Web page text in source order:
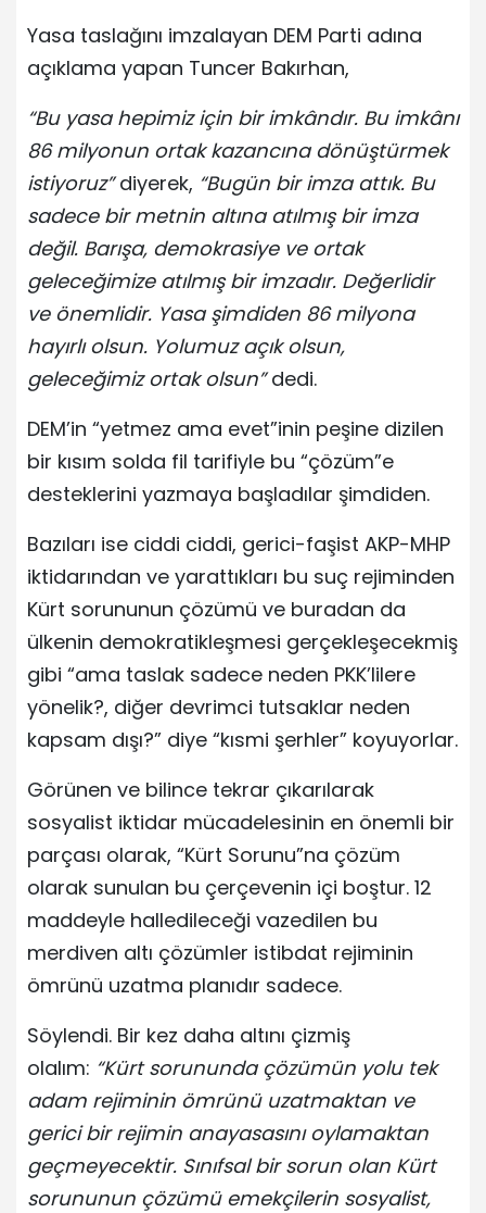
Yasa taslağını imzalayan DEM Parti adına
açıklama yapan Tuncer Bakırhan,
“Bu yasa hepimiz için bir imkândır. Bu imkânı
86 milyonun ortak kazancına dönüştürmek
istiyoruz”diyerek, “Bugün bir imza attık. Bu
sadece bir metnin altına atılmış bir imza
değil. Barışa, demokrasiye ve ortak
geleceğimize atılmış bir imzadır. Değerlidir
ve önemlidir. Yasa şimdiden 86 milyona
hayırlı olsun. Yolumuz açık olsun,
geleceğimiz ortak olsun”dedi.
DEM’in “yetmez ama evet”inin peşine dizilen
bir kısım solda fil tarifiyle bu “çözüm”e
desteklerini yazmaya başladılar şimdiden.
Bazıları ise ciddi ciddi, gerici-faşist AKP-MHP
iktidarından ve yarattıkları bu suç rejiminden
Kürt sorununun çözümü ve buradan da
ülkenin demokratikleşmesi gerçekleşecekmiş
gibi “ama taslak sadece neden PKK’lilere
yönelik?, diğer devrimci tutsaklar neden
kapsam dışı?” diye “kısmi şerhler” koyuyorlar.
Görünen ve bilince tekrar çıkarılarak
sosyalist iktidar mücadelesinin en önemli bir
parçası olarak, “Kürt Sorunu”na çözüm
olarak sunulan bu çerçevenin içi boştur. 12
maddeyle halledileceği vazedilen bu
merdiven altı çözümler istibdat rejiminin
ömrünü uzatma planıdır sadece.
Söylendi. Bir kez daha altını çizmiş
olalım: “Kürt sorununda çözümün yolu tek
adam rejiminin ömrünü uzatmaktan ve
gerici bir rejimin anayasasını oylamaktan
geçmeyecektir. Sınıfsal bir sorun olan Kürt
sorununun çözümü emekçilerin sosyalist,